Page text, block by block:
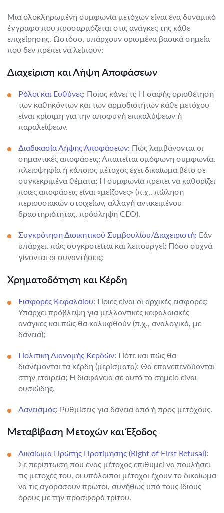
Μια ολοκληρωμένη συμφωνία μετόχων είναι ένα δυναμικό
έγγραφο που προσαρμόζεται στις ανάγκες της κάθε
επιχείρησης. Ωστόσο, υπάρχουν ορισμένα βασικά σημεία
που δεν πρέπει να λείπουν:
Διαχείριση και Λήψη Αποφάσεων
Ρόλοι και Ευθύνες: Ποιος κάνει τι; Η σαφής οριοθέτηση
των καθηκόντων και των αρμοδιοτήτων κάθε μετόχου
είναι κρίσιμη για την αποφυγή επικαλύψεων ή
παραλείψεων.
Διαδικασία Λήψης Αποφάσεων: Πώς λαμβάνονται οι
σημαντικές αποφάσεις; Απαιτείται ομόφωνη συμφωνία,
πλειοψηφία ή κάποιος μέτοχος έχει δικαίωμα βέτο σε
συγκεκριμένα θέματα; Η συμφωνία πρέπει να καθορίζει
ποιες αποφάσεις είναι «μείζονες» (π.χ., πώληση
περιουσιακών στοιχείων, αλλαγή αντικειμένου
δραστηριότητας, πρόσληψη CEO).
Συγκρότηση Διοικητικού Συμβουλίου/Διαχειριστή: Εάν
υπάρχει, πώς συγκροτείται και λειτουργεί; Πόσο συχνά
γίνονται οι συναντήσεις;
Χρηματοδότηση και Κέρδη
Εισφορές Κεφαλαίου: Ποιες είναι οι αρχικές εισφορές;
Υπάρχει πρόβλεψη για μελλοντικές κεφαλαιακές
ανάγκες και πώς θα καλυφθούν (π.χ., αναλογικά, με
δάνεια);
Πολιτική Διανομής Κερδών: Πότε και πώς θα
διανέμονται τα κέρδη (μερίσματα); Θα επανεπενδύονται
στην εταιρεία; Η διαφάνεια σε αυτό το σημείο είναι
ουσιώδης.
Δανεισμός: Ρυθμίσεις για δάνεια από ή προς μετόχους.
Μεταβίβαση Μετοχών και Έξοδος
Δικαίωμα Πρώτης Προτίμησης (Right of First Refusal):
Σε περίπτωση που ένας μέτοχος επιθυμεί να πουλήσει
τις μετοχές του, οι υπόλοιποι μέτοχοι έχουν το δικαίωμα
να τις αγοράσουν πρώτοι, συνήθως υπό τους ίδιους
όρους με την προσφορά τρίτου.